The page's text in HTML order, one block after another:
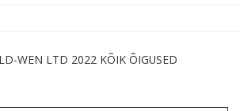
WEN LTD 2022 KÕIK ÕIGUSED